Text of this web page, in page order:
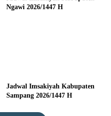
Ngawi 2026/1447 H
Jadwal Imsakiyah Kabupaten
Sampang 2026/1447 H